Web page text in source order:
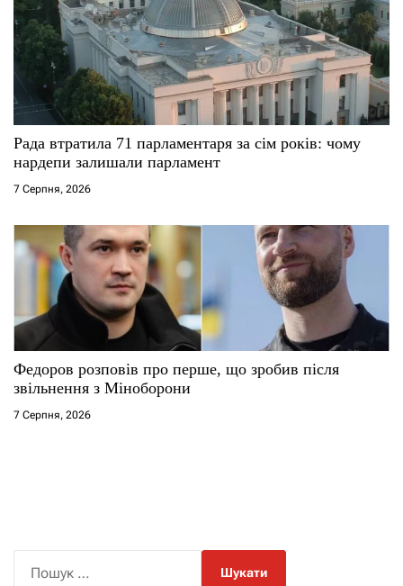
Рада втратила 71 парламентаря за сім років: чому
нардепи залишали парламент
7 Серпня, 2026
Федоров розповів про перше, що зробив після
звільнення з Міноборони
7 Серпня, 2026